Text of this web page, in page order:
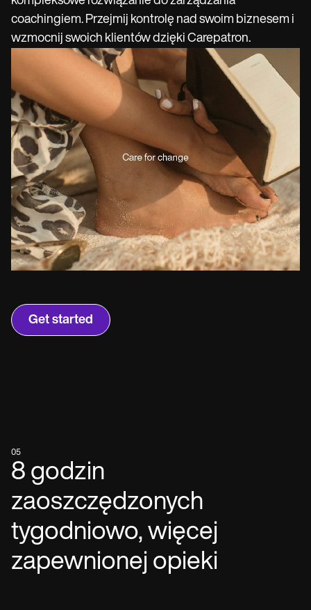
Insurance claims
Speech therapists
Life coaches
Massage therapists
Personal trainers
coachingiem. Przejmij kontrolę nad swoim biznesem i
wzmocnij swoich klientów dzięki Carepatron.
Get started
05
8 godzin
zaoszczędzonych
tygodniowo, więcej
zapewnionej opieki